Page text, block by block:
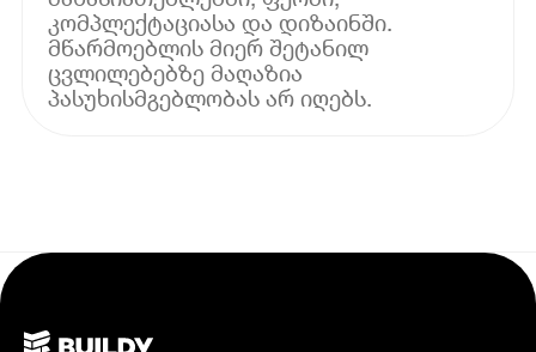
კომპლექტაციასა და დიზაინში.
მწარმოებლის მიერ შეტანილ
ცვლილებებზე მაღაზია
პასუხისმგებლობას არ იღებს.